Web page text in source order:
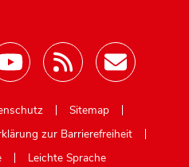
Sitemap
zur Barrierefreiheit
Leichte Sprache